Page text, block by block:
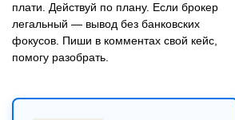
плати. Действуй по плану. Если брокер
легальный — вывод без банковских
фокусов. Пиши в комментах свой кейс,
помогу разобрать.